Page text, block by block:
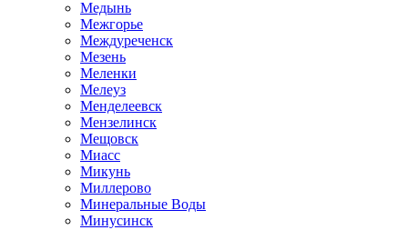
Медынь
Межгорье
Междуреченск
Мезень
Меленки
Мелеуз
Менделеевск
Мензелинск
Мещовск
Миасс
Микунь
Миллерово
Минеральные Воды
Минусинск